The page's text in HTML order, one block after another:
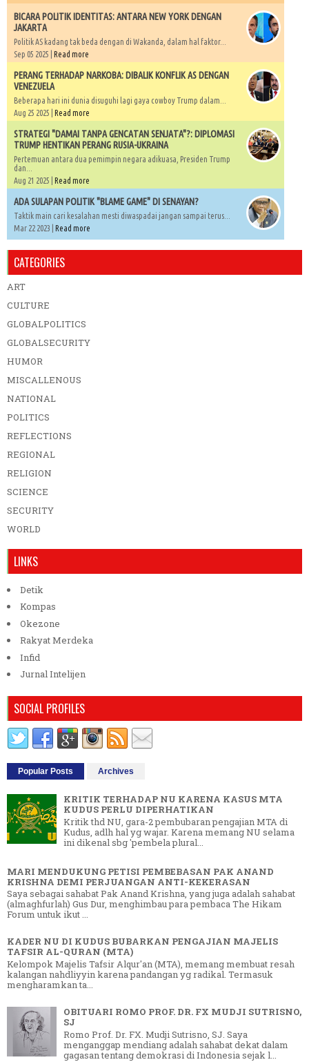
BICARA POLITIK IDENTITAS: ANTARA NEW YORK DENGAN
JAKARTA
Politik AS kadang tak beda dengan di Wakanda, dalam hal faktor...
Sep 05 2025 | Read more
PERANG TERHADAP NARKOBA: DIBALIK KONFLIK AS DENGAN
VENEZUELA
Beberapa hari ini dunia disuguhi lagi gaya cowboy Trump dalam...
Aug 25 2025 | Read more
STRATEGI "DAMAI TANPA GENCATAN SENJATA"?: DIPLOMASI
TRUMP HENTIKAN PERANG RUSIA-UKRAINA
Pertemuan antara dua pemimpin negara adikuasa, Presiden Trump
dan...
Aug 21 2025 | Read more
ADA SULAPAN POLITIK "BLAME GAME" DI SENAYAN?
Taktik main cari kesalahan mesti diwaspadai jangan sampai terus...
Mar 22 2023 | Read more
CATEGORIES
ART
CULTURE
GLOBALPOLITICS
GLOBALSECURITY
HUMOR
MISCALLENOUS
NATIONAL
POLITICS
REFLECTIONS
REGIONAL
RELIGION
SCIENCE
SECURITY
WORLD
LINKS
Detik
Kompas
Okezone
Rakyat Merdeka
Infid
Jurnal Intelijen
SOCIAL PROFILES
Popular Posts Archives
KRITIK TERHADAP NU KARENA KASUS MTA
KUDUS PERLU DIPERHATIKAN
Kritik thd NU, gara-2 pembubaran pengajian MTA di
Kudus, adlh hal yg wajar. Karena memang NU selama
ini dikenal sbg 'pembela plural...
MARI MENDUKUNG PETISI PEMBEBASAN PAK ANAND
KRISHNA DEMI PERJUANGAN ANTI-KEKERASAN
Saya sebagai sahabat Pak Anand Krishna, yang juga adalah sahabat
(almaghfurlah) Gus Dur, menghimbau para pembaca The Hikam
Forum untuk ikut ...
KADER NU DI KUDUS BUBARKAN PENGAJIAN MAJELIS
TAFSIR AL-QURAN (MTA)
Kelompok Majelis Tafsir Alqur'an (MTA), memang membuat resah
kalangan nahdliyyin karena pandangan yg radikal. Termasuk
mengharamkan ta...
OBITUARI ROMO PROF. DR. FX MUDJI SUTRISNO,
SJ
Romo Prof. Dr. FX. Mudji Sutrisno, SJ. Saya
menganggap mendiang adalah sahabat dekat dalam
gagasan tentang demokrasi di Indonesia sejak l...